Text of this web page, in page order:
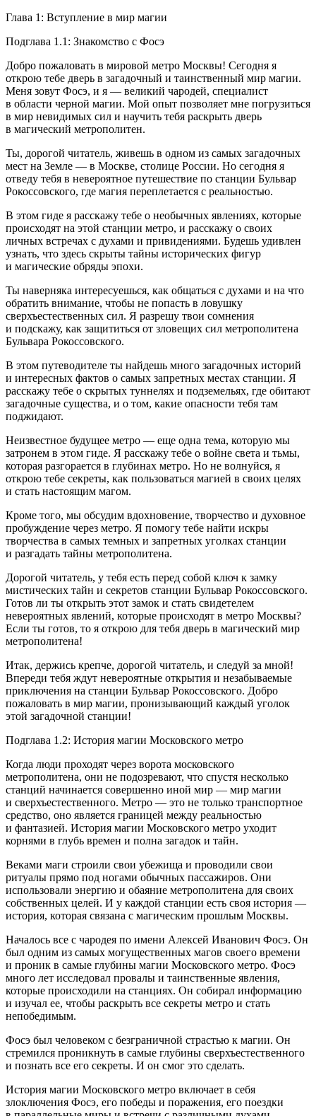
Глава 1: Вступление в мир магии
Подглава 1.1: Знакомство с Фосэ
Добро пожаловать в мировой метро Москвы! Сегодня я
открою тебе дверь в загадочный и таинственный мир магии.
Меня зовут Фосэ, и я — великий чародей, специалист
в области черной магии. Мой опыт позволяет мне погрузиться
в мир невидимых сил и научить тебя раскрыть дверь
в магический метрополитен.
Ты, дорогой читатель, живешь в одном из самых загадочных
мест на Земле — в Москве, столице России. Но сегодня я
отведу тебя в невероятное путешествие по станции Бульвар
Рокоссовского, где магия переплетается с реальностью.
В этом гиде я расскажу тебе о необычных явлениях, которые
происходят на этой станции метро, и расскажу о своих
личных встречах с духами и привидениями. Будешь удивлен
узнать, что здесь скрыты тайны исторических фигур
и магические обряды эпохи.
Ты наверняка интересуешься, как общаться с духами и на что
обратить внимание, чтобы не попасть в ловушку
сверхъестественных сил. Я разрешу твои сомнения
и подскажу, как защититься от зловещих сил метрополитена
Бульвара Рокоссовского.
В этом путеводителе ты найдешь много загадочных историй
и интересных фактов о самых запретных местах станции. Я
расскажу тебе о скрытых туннелях и подземельях, где обитают
загадочные существа, и о том, какие опасности тебя там
поджидают.
Неизвестное будущее метро — еще одна тема, которую мы
затронем в этом гиде. Я расскажу тебе о войне света и тьмы,
которая разгорается в глубинах метро. Но не волнуйся, я
открою тебе секреты, как пользоваться магией в своих целях
и стать настоящим магом.
Кроме того, мы обсудим вдохновение, творчество и духовное
пробуждение через метро. Я помогу тебе найти искры
творчества в самых темных и запретных уголках станции
и разгадать тайны метрополитена.
Дорогой читатель, у тебя есть перед собой ключ к замку
мистических тайн и секретов станции Бульвар Рокоссовского.
Готов ли ты открыть этот замок и стать свидетелем
невероятных явлений, которые происходят в метро Москвы?
Если ты готов, то я открою для тебя дверь в магический мир
метрополитена!
Итак, держись крепче, дорогой читатель, и следуй за мной!
Впереди тебя ждут невероятные открытия и незабываемые
приключения на станции Бульвар Рокоссовского. Добро
пожаловать в мир магии, пронизывающий каждый уголок
этой загадочной станции!
Подглава 1.2: История магии Московского метро
Когда люди проходят через ворота московского
метрополитена, они не подозревают, что спустя несколько
станций начинается совершенно иной мир — мир магии
и сверхъестественного. Метро — это не только транспортное
средство, оно является границей между реальностью
и фантазией. История магии Московского метро уходит
корнями в глубь времен и полна загадок и тайн.
Веками маги строили свои убежища и проводили свои
ритуалы прямо под ногами обычных пассажиров. Они
использовали энергию и обаяние метрополитена для своих
собственных целей. И у каждой станции есть своя история —
история, которая связана с магическим прошлым Москвы.
Началось все с чародея по имени Алексей Иванович Фосэ. Он
был одним из самых могущественных магов своего времени
и проник в самые глубины магии Московского метро. Фосэ
много лет исследовал провалы и таинственные явления,
которые происходили на станциях. Он собирал информацию
и изучал ее, чтобы раскрыть все секреты метро и стать
непобедимым.
Фосэ был человеком с безграничной страстью к магии. Он
стремился проникнуть в самые глубины сверхъестественного
и познать все его секреты. И он смог это сделать.
История магии Московского метро включает в себя
злоключения Фосэ, его победы и поражения, его поездки